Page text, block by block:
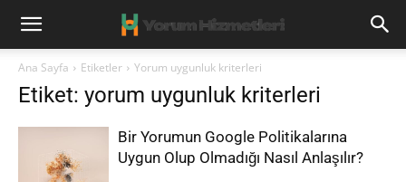
Ana Sayfa Etiketler Yorum uygunluk kriterleri
Etiket: yorum uygunluk kriterleri
Bir Yorumun Google Politikalarına
Uygun Olup Olmadığı Nasıl Anlaşılır?